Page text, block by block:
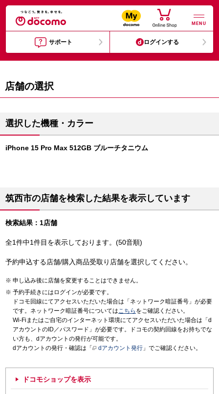
MENU
サポート ログインする
店舗の選択
選択した機種・カラー
iPhone 15 Pro Max 512GB ブルーチタニウム
筑西市の店舗を検索した結果を表示しています
検索結果：1店舗
全1件中1件目を表示しております。(50音順)
予約申込する店舗/購入商品受取り店舗を選択してください。
申し込み後に店舗を変更することはできません。
予約手続きにはログインが必要です。
ドコモ回線にてアクセスいただいた場合は「ネットワーク暗証番号」が必要
です。ネットワーク暗証番号についてはこちら をご確認ください。
Wi-Fiまたはご自宅のインターネット環境にてアクセスいただいた場合は「d
アカウントのID／パスワード」が必要です。ドコモの契約回線をお持ちでな
い方も、dアカウントの発行が可能です。
dアカウントの発行・確認は「
dアカウント発行 」でご確認ください。
ドコモショップを表示